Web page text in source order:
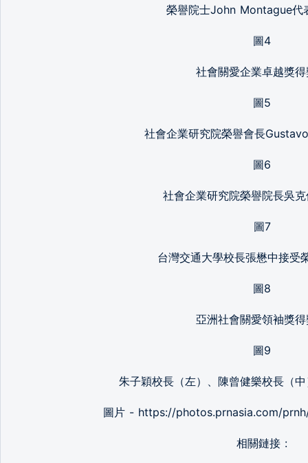
榮譽院士John Montague代
圖4
社會關愛企業卓越獎
圖5
社會企業研究院榮譽會長
圖6
社會企業研究院榮譽院長吳
圖7
台灣交通大學校長張懋中接受
圖8
亞洲社會關愛領袖獎
圖9
朱子穎校長（左）、陳曾健樂校長（
圖片 - https://photos.prnasia.com/
相關鏈接 :